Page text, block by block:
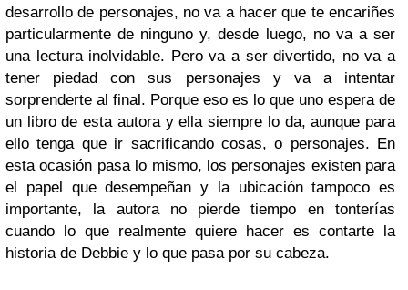
desarrollo de personajes, no va a hacer que te encariñes
particularmente de ninguno y, desde luego, no va a ser
una lectura inolvidable. Pero va a ser divertido, no va a
tener piedad con sus personajes y va a intentar
sorprenderte al final. Porque eso es lo que uno espera de
un libro de esta autora y ella siempre lo da, aunque para
ello tenga que ir sacrificando cosas, o personajes. En
esta ocasión pasa lo mismo, los personajes existen para
el papel que desempeñan y la ubicación tampoco es
importante, la autora no pierde tiempo en tonterías
cuando lo que realmente quiere hacer es contarte la
historia de Debbie y lo que pasa por su cabeza.